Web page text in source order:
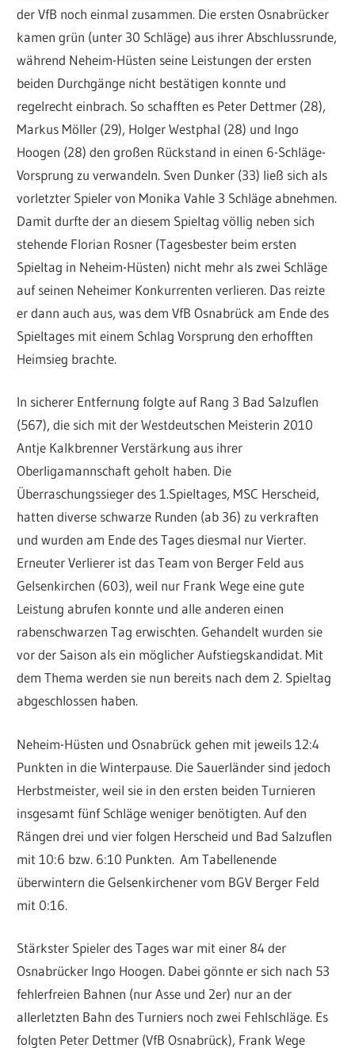
der VfB noch einmal zusammen. Die ersten Osnabrücker
kamen grün (unter 30 Schläge) aus ihrer Abschlussrunde,
während Neheim-Hüsten seine Leistungen der ersten
beiden Durchgänge nicht bestätigen konnte und
regelrecht einbrach. So schafften es Peter Dettmer (28),
Markus Möller (29), Holger Westphal (28) und Ingo
Hoogen (28) den großen Rückstand in einen 6-Schläge-
Vorsprung zu verwandeln. Sven Dunker (33) ließ sich als
vorletzter Spieler von Monika Vahle 3 Schläge abnehmen.
Damit durfte der an diesem Spieltag völlig neben sich
stehende Florian Rosner (Tagesbester beim ersten
Spieltag in Neheim-Hüsten) nicht mehr als zwei Schläge
auf seinen Neheimer Konkurrenten verlieren. Das reizte
er dann auch aus, was dem VfB Osnabrück am Ende des
Spieltages mit einem Schlag Vorsprung den erhofften
Heimsieg brachte.
In sicherer Entfernung folgte auf Rang 3 Bad Salzuflen
(567), die sich mit der Westdeutschen Meisterin 2010
Antje Kalkbrenner Verstärkung aus ihrer
Oberligamannschaft geholt haben. Die
Überraschungssieger des 1.Spieltages, MSC Herscheid,
hatten diverse schwarze Runden (ab 36) zu verkraften
und wurden am Ende des Tages diesmal nur Vierter.
Erneuter Verlierer ist das Team von Berger Feld aus
Gelsenkirchen (603), weil nur Frank Wege eine gute
Leistung abrufen konnte und alle anderen einen
rabenschwarzen Tag erwischten. Gehandelt wurden sie
vor der Saison als ein möglicher Aufstiegskandidat. Mit
dem Thema werden sie nun bereits nach dem 2. Spieltag
abgeschlossen haben.
Neheim-Hüsten und Osnabrück gehen mit jeweils 12:4
Punkten in die Winterpause. Die Sauerländer sind jedoch
Herbstmeister, weil sie in den ersten beiden Turnieren
insgesamt fünf Schläge weniger benötigten. Auf den
Rängen drei und vier folgen Herscheid und Bad Salzuflen
mit 10:6 bzw. 6:10 Punkten. Am Tabellenende
überwintern die Gelsenkirchener vom BGV Berger Feld
mit 0:16.
Stärkster Spieler des Tages war mit einer 84 der
Osnabrücker Ingo Hoogen. Dabei gönnte er sich nach 53
fehlerfreien Bahnen (nur Asse und 2er) nur an der
allerletzten Bahn des Turniers noch zwei Fehlschläge. Es
folgten Peter Dettmer (VfB Osnabrück), Frank Wege